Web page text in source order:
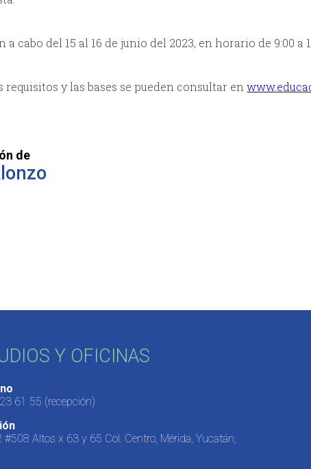
cabo del 15 al 16 de junio del 2023, en horario de 9:00 a
requisitos y las bases se pueden consultar en
de
Y OFICINAS
61 55 (recepción)
#508 Altos x 63 y 65 Col. Centro, Mérida, Yucatán,